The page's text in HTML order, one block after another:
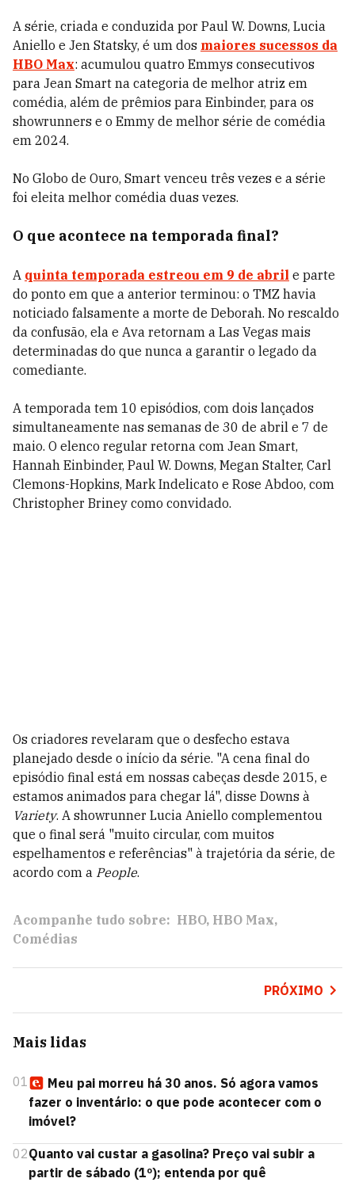
A série, criada e conduzida por Paul W. Downs, Lucia
Aniello e Jen Statsky, é um dos maiores sucessos da
HBO Max: acumulou quatro Emmys consecutivos
para Jean Smart na categoria de melhor atriz em
comédia, além de prêmios para Einbinder, para os
showrunners e o Emmy de melhor série de comédia
em 2024.
No Globo de Ouro, Smart venceu três vezes e a série
foi eleita melhor comédia duas vezes.
O que acontece na temporada final?
A quinta temporada estreou em 9 de abril e parte
do ponto em que a anterior terminou: o TMZ havia
noticiado falsamente a morte de Deborah. No rescaldo
da confusão, ela e Ava retornam a Las Vegas mais
determinadas do que nunca a garantir o legado da
comediante.
A temporada tem 10 episódios, com dois lançados
simultaneamente nas semanas de 30 de abril e 7 de
maio. O elenco regular retorna com Jean Smart,
Hannah Einbinder, Paul W. Downs, Megan Stalter, Carl
Clemons-Hopkins, Mark Indelicato e Rose Abdoo, com
Christopher Briney como convidado.
Os criadores revelaram que o desfecho estava
planejado desde o início da série. "A cena final do
episódio final está em nossas cabeças desde 2015, e
estamos animados para chegar lá", disse Downs à
Variety. A showrunner Lucia Aniello complementou
que o final será "muito circular, com muitos
espelhamentos e referências" à trajetória da série, de
acordo com a People.
Acompanhe tudo sobre: HBO HBO Max
Comédias
PRÓXIMO
Mais lidas
01
Meu pai morreu há 30 anos. Só agora vamos
fazer o inventário: o que pode acontecer com o
imóvel?
02Quanto vai custar a gasolina? Preço vai subir a
partir de sábado (1º); entenda por quê